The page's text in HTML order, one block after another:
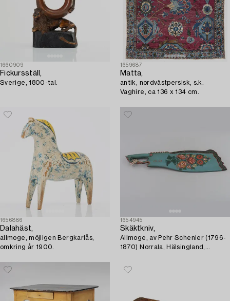
1660909
Fickursställ,
Sverige, 1800-tal.
1659687
Matta,
antik, nordvästpersisk, s.k.
Vaghire, ca 136 x 134 cm.
1656886
Dalahäst,
allmoge, möjligen Bergkarlås,
omkring år 1900.
1654945
Skäktkniv,
Allmoge, av Pehr Schenler (1796-
1870) Norrala, Hälsingland,